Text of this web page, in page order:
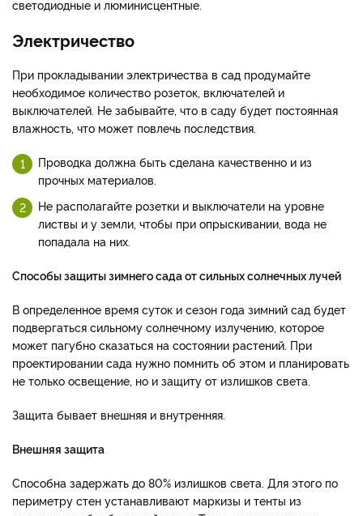
светодиодные и люминисцентные.
Электричество
При прокладывании электричества в сад продумайте
необходимое количество розеток, включателей и
выключателей. Не забывайте, что в саду будет постоянная
влажность, что может повлечь последствия.
Проводка должна быть сделана качественно и из
прочных материалов.
Не располагайте розетки и выключатели на уровне
листвы и у земли, чтобы при опрыскивании, вода не
попадала на них.
Способы защиты зимнего сада от сильных солнечных лучей
В определенное время суток и сезон года зимний сад будет
подвергаться сильному солнечному излучению, которое
может пагубно сказаться на состоянии растений. При
проектировании сада нужно помнить об этом и планировать
не только освещение, но и защиту от излишков света.
Защита бывает внешняя и внутренняя.
Внешняя защита
Способна задержать до 80% излишков света. Для этого по
периметру стен устанавливают маркизы и тенты из